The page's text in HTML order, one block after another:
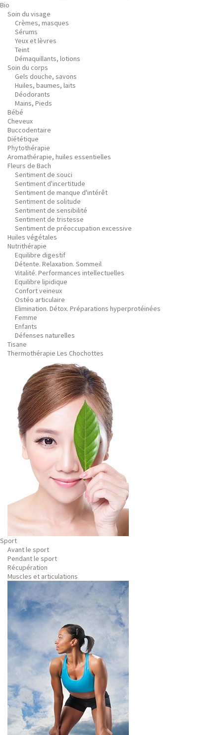
Bio
Soin du visage
Crèmes, masques
Sérums
Yeux et lèvres
Teint
Démaquillants, lotions
Soin du corps
Gels douche, savons
Huiles, baumes, laits
Déodorants
Mains, Pieds
Bébé
Cheveux
Buccodentaire
Diététique
Phytothérapie
Aromathérapie, huiles essentielles
Fleurs de Bach
Sentiment de souci
Sentiment d'incertitude
Sentiment de manque d'intérêt
Sentiment de solitude
Sentiment de sensibilité
Sentiment de tristesse
Sentiment de préoccupation excessive
Huiles végétales
Nutrithérapie
Equilibre digestif
Détente. Relaxation. Sommeil
Vitalité. Performances intellectuelles
Equilibre lipidique
Confort veineux
Ostéo articulaire
Elimination. Détox. Préparations hyperprotéinées
Femme
Enfants
Défenses naturelles
Tisane
Thermothérapie Les Chochottes
Sport
Avant le sport
Pendant le sport
Récupération
Muscles et articulations